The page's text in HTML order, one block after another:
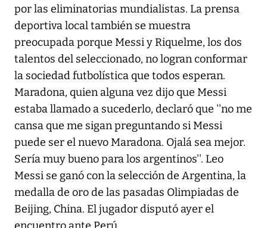
por las eliminatorias mundialistas. La prensa
deportiva local también se muestra
preocupada porque Messi y Riquelme, los dos
talentos del seleccionado, no logran conformar
la sociedad futbolística que todos esperan.
Maradona, quien alguna vez dijo que Messi
estaba llamado a sucederlo, declaró que ''no me
cansa que me sigan preguntando si Messi
puede ser el nuevo Maradona. Ojalá sea mejor.
Sería muy bueno para los argentinos''. Leo
Messi se ganó con la selección de Argentina, la
medalla de oro de las pasadas Olimpiadas de
Beijing, China. El jugador disputó ayer el